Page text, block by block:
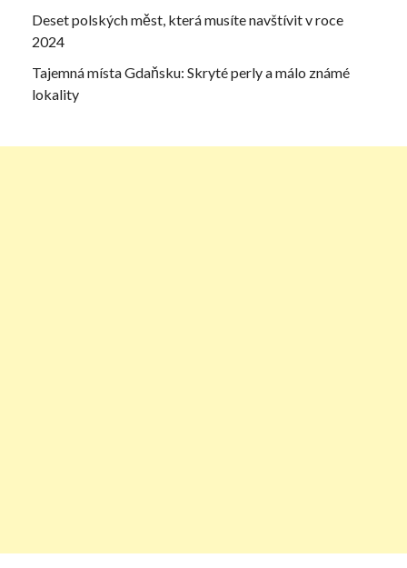
Deset polských měst, která musíte navštívit v roce
2024
Tajemná místa Gdaňsku: Skryté perly a málo známé
lokality